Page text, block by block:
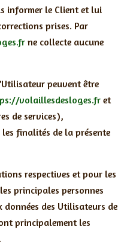
informer le Client et lui
prises. Par
ne collecte aucune
peuvent être
volaillesdesloges.fret
de services),
finalités de la présente
respectives et pour les
principales personnes
données des Utilisateurs de
principalement les